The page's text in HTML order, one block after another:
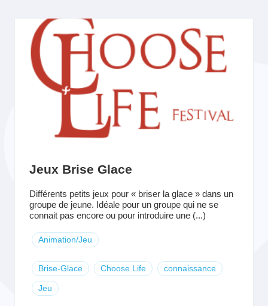
Jeux Brise Glace
Différents petits jeux pour « briser la glace » dans un
groupe de jeune. Idéale pour un groupe qui ne se
connait pas encore ou pour introduire une (...)
Animation/Jeu
Brise-Glace Choose Life connaissance
Jeu